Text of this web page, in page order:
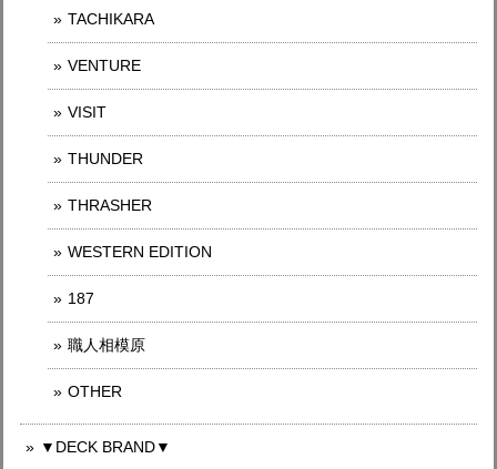
TACHIKARA
VENTURE
VISIT
THUNDER
THRASHER
WESTERN EDITION
187
職人相模原
OTHER
▼DECK BRAND▼